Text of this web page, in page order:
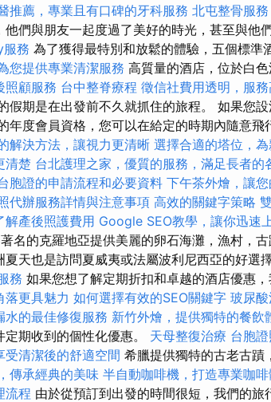
推薦，專業且有口碑的牙科服務 北屯整骨服務
們與朋友一起度過了美好的時光，甚至與他
務 為了獲得最特別和放鬆的體驗，五個標準
您提供專業清潔服務 高質量的酒店，位於白
照顧服務 台中整脊療程 徵信社費用透明，服
假期是在出發前不久就抓住的旅程。 如果您
年度會員資格，您可以在給定的時期內隨意
解決方法，讓視力更清晰 選擇合適的塔位，
清楚 台北護理之家，優質的服務，滿足長者的
胞證的申請流程和必要資料 下午茶外燴，讓
代辦服務詳情與注意事項 高效的關鍵字策略
解產後照護費用 Google SEO教學，讓你迅速
著名的克羅地亞提供美麗的卵石海灘，漁村，
天也是訪問夏威夷或法屬波利尼西亞的好選
務 如果您想了解定期折扣和卓越的酒店優惠
落更具魅力 如何選擇有效的SEO關鍵字 玻尿
水的最佳修復服務 新竹外燴，提供獨特的餐飲
期收到的個性化優惠。 天母整復治療 台胞
清潔後的舒適空間 希臘提供獨特的古老古蹟
傳承經典的美味 半自動咖啡機，打造專業咖
流程 由於從預訂到出發的時間很短，我們的旅